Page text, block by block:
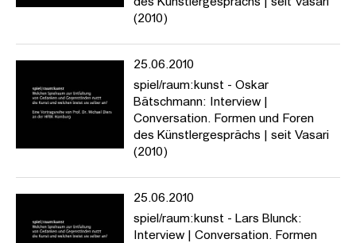
(2010)
25.06.2010
spiel/raum:kunst - Oskar
Bätschmann: Interview |
Conversation. Formen und Foren
des Künstlergesprächs | seit Vasari
(2010)
25.06.2010
spiel/raum:kunst - Lars Blunck:
Interview | Conversation. Formen